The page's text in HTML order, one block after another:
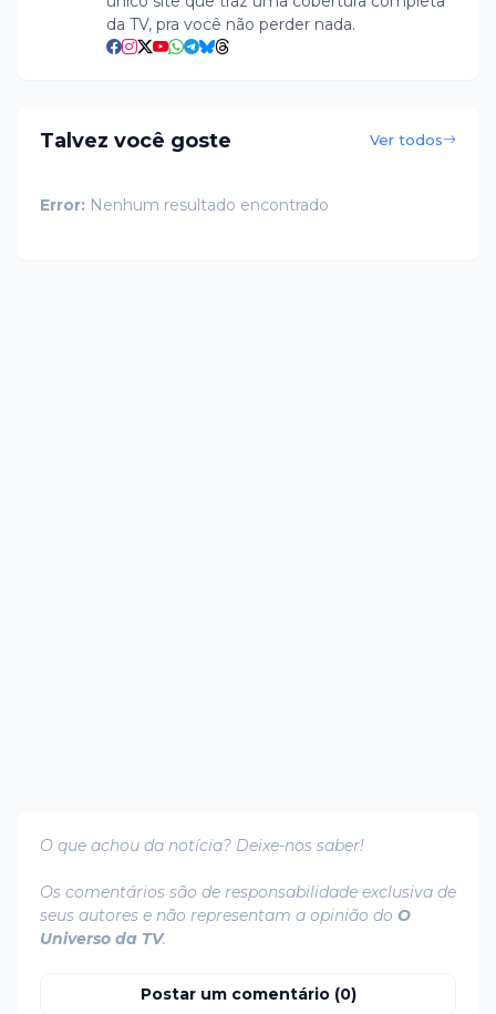
da TV, pra você não perder nada.
Talvez você goste Ver todos
Error: Nenhum resultado encontrado
O que achou da notícia? Deixe-nos saber!
Os comentários são de responsabilidade exclusiva de
seus autores e não representam a opinião do O
Universo da TV.
Postar um comentário (0)